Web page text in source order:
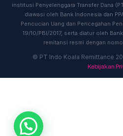
institusi Penyelenggara Transfer Dana
diawasi oleh Bank Indonesia dan
Pencucian Uang dan Pencegahan
19/10/PBI/2017, serta diatur oleh
remitansi resmi dengan
© PT Indo Koala Remittance
Kebijakan